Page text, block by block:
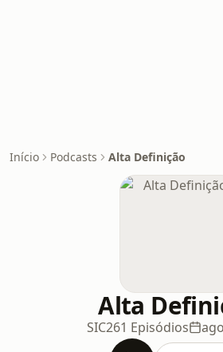
Início Podcasts Alta Definição
Alta
SIC261 Episódios